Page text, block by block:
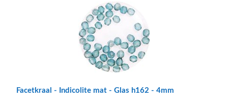
Facetkraal - Indicolite mat - Glas h162 - 4mm